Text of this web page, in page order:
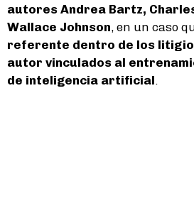
autores Andrea Bartz,
Wallace Johnson, en un caso
referente dentro de los
autor vinculados al
de inteligencia artificial.